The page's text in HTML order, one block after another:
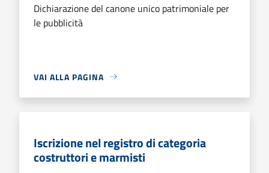
Dichiarazione del canone unico patrimoniale per
le pubblicità
VAI ALLA PAGINA
Iscrizione nel registro di categoria
costruttori e marmisti